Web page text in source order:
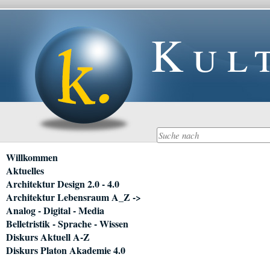
Navigation
überspringen
Willkommen
Aktuelles
Architektur Design 2.0 - 4.0
Architektur Lebensraum A_Z ->
Analog - Digital - Media
Belletristik - Sprache - Wissen
Diskurs Aktuell A-Z
Diskurs Platon Akademie 4.0